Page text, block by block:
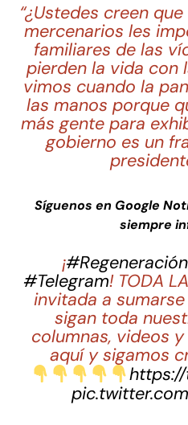
“¿Ustedes creen
mercenarios les
familiares de las
pierden la vida con
vimos cuando la
las manos porque
más gente para
gobierno es un
Síguenos en Google
siempre
¡
#Telegram! TODA
invitada a
sigan toda
columnas, videos
aquí y sigamos